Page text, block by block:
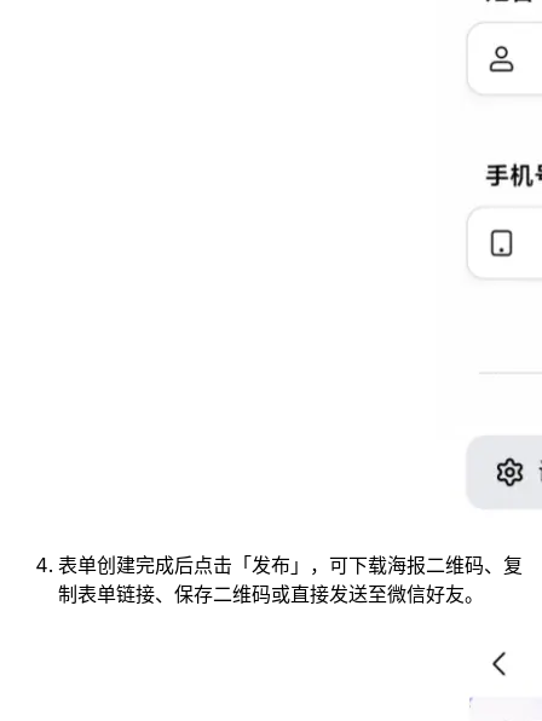
表单创建完成后点击「发布」，可下载海报二维码、复
制表单链接、保存二维码或直接发送至微信好友。